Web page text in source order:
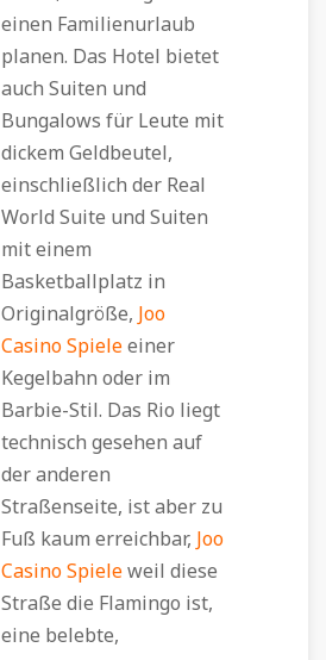
einen Familienurlaub
planen. Das Hotel bietet
auch Suiten und
Bungalows für Leute mit
dickem Geldbeutel,
einschließlich der Real
World Suite und Suiten
mit einem
Basketballplatz in
Originalgröße, Joo
Casino Spieleeiner
Kegelbahn oder im
Barbie-Stil. Das Rio liegt
technisch gesehen auf
der anderen
Straßenseite, ist aber zu
Fuß kaum erreichbar, Joo
Casino Spieleweil diese
Straße die Flamingo ist,
eine belebte,